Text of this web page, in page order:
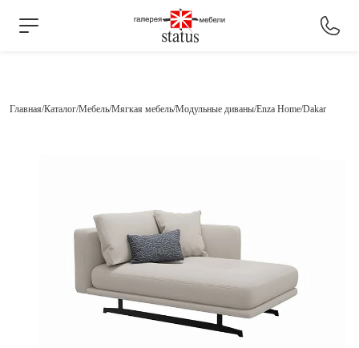
Главная Каталог Мебель Мягкая мебель Модульные диваны Enza Home Dakar